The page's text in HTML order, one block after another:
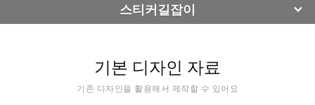
스티커길잡이
기본 디자인 자료
기존 디자인을 활용해서 제작할 수 있어요